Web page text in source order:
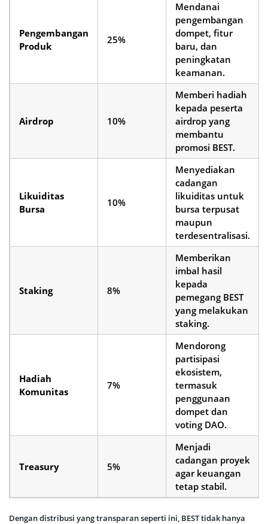
Pengembangan
Produk
25%
Mendanai
pengembangan
dompet, fitur
baru, dan
peningkatan
keamanan.
Airdrop 10%
Memberi hadiah
kepada peserta
airdrop yang
membantu
promosi BEST.
Likuiditas
Bursa
10%
Menyediakan
cadangan
likuiditas untuk
bursa terpusat
maupun
terdesentralisasi.
Staking 8%
Memberikan
imbal hasil
kepada
pemegang BEST
yang melakukan
staking.
Hadiah
Komunitas
7%
Mendorong
partisipasi
ekosistem,
termasuk
penggunaan
dompet dan
voting DAO.
Treasury 5%
Menjadi
cadangan proyek
agar keuangan
tetap stabil.
Dengan distribusi yang transparan seperti ini, BEST tidak hanya